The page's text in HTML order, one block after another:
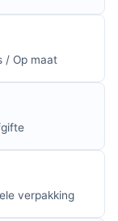
/ Op maat
verpakking